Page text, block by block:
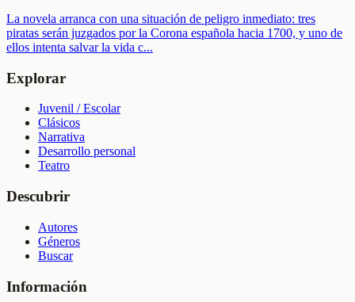
La novela arranca con una situación de peligro inmediato: tres
piratas serán juzgados por la Corona española hacia 1700, y uno de
ellos intenta salvar la vida c...
Explorar
Juvenil / Escolar
Clásicos
Narrativa
Desarrollo personal
Teatro
Descubrir
Autores
Géneros
Buscar
Información